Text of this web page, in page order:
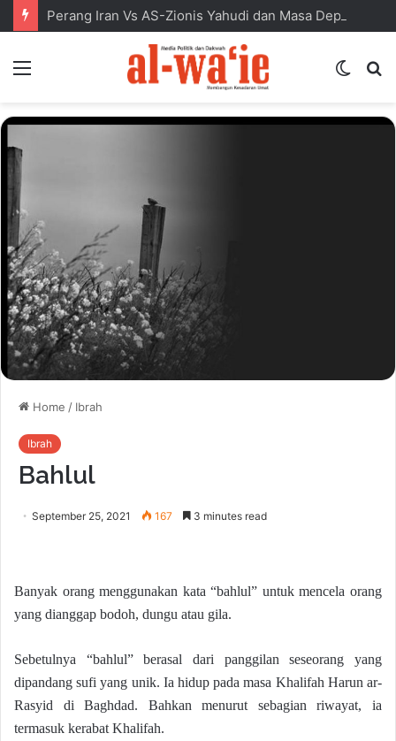
Switch
Home / Ibrah
Ibrah
Bahlul
September 25, 2021 167 3 minutes read
Banyak orang menggunakan kata “bahlul” untuk mencela orang
yang dianggap bodoh, dungu atau gila.
Sebetulnya “bahlul” berasal dari panggilan seseorang yang
dipandang sufi yang unik. Ia hidup pada masa Khalifah Harun ar-
Rasyid di Baghdad. Bahkan menurut sebagian riwayat, ia
termasuk kerabat Khalifah.